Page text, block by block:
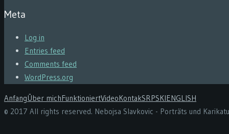
Meta
Log in
Entries feed
Comments feed
WordPress.org
AnfangÜber michFunktioniertVideoKontakSRPSKIENGLISH
© 2017 All rights reserved. Nebojsa Slavkovic - Porträts und